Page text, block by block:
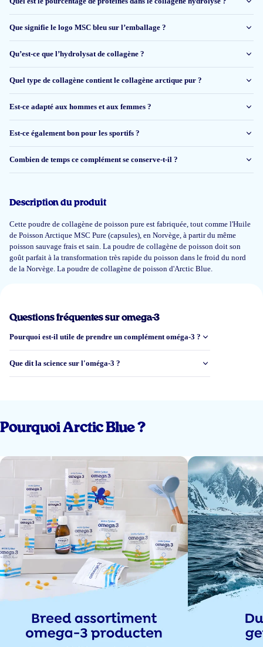
Alles prima
Jennifer
11 nov 2025
neutrale smaak zoals beloofd, probleemloos met alles te mixen, fijne info
service over product en hulp bij het bestellen, daarnaast snelle levering.
c matadin
Ik heb nooit omega 3 olie bij jullie gekocht! Waarom vragen jullie deze te
Tim
verminderendus ga er zeker mee door. Lost goed op in water en heeft zeker
frank
te raden
9 sept 2025
Ik ben er tevreden over.
KSW
18 mai 2025
Zie m’n eerdere review, 5 euro korting in het bestelproces voor een extra
Mulder
Que signifie le logo MSC bleu sur l’emballage ?
Qu’est-ce que l’hydrolysat de collagène ?
Quel type de collagène contient le collagène arctique pur ?
Est-ce adapté aux hommes et aux femmes ?
Est-ce également bon pour les sportifs ?
Combien de temps ce complément se conserve-t-il ?
Description du produit
Cette poudre de collagène de poisson pure est fabriquée, tout comme l'Huile
de Poisson Arctique MSC Pure (capsules), en Norvège, à partir du même
poisson sauvage frais et sain. La poudre de collagène de poisson doit son
goût parfait à la transformation très rapide du poisson dans le froid du nord
de la Norvège. La poudre de collagène de poisson d'Arctic Blue.
Questions fréquentes sur omega-3
Pourquoi est-il utile de prendre un complément oméga-3 ?
Que dit la science sur l'oméga-3 ?
Pourquoi Arctic Blue ?